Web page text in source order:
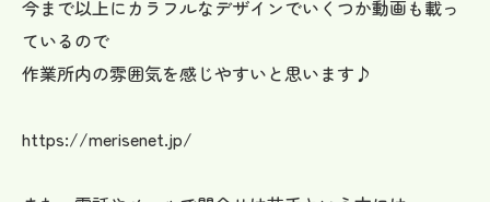
今まで以上にカラフルなデザインでいくつか動画も載っ
ているので
作業所内の雰囲気を感じやすいと思います♪
https://merisenet.jp/